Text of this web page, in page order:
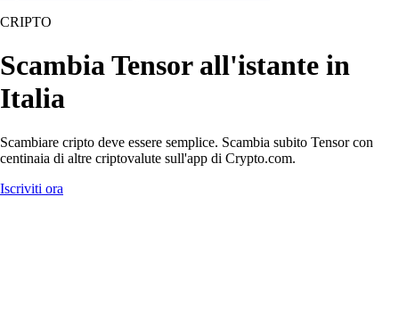
CRIPTO
Scambia Tensor all'istante in
Italia
Scambiare cripto deve essere semplice. Scambia subito Tensor con
centinaia di altre criptovalute sull'app di Crypto.com.
Iscriviti ora